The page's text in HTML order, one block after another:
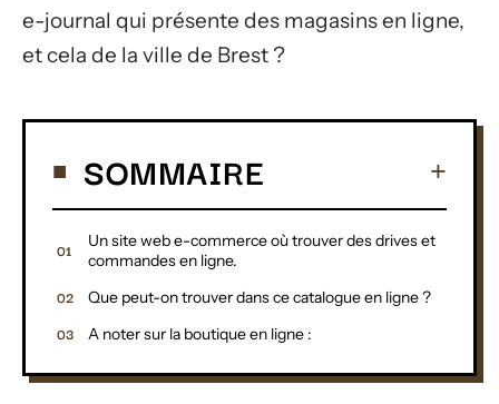
e-journal qui présente des magasins en ligne,
et cela de la ville de Brest ?
SOMMAIRE
Un site web e-commerce où trouver des drives et
commandes en ligne.
Que peut-on trouver dans ce catalogue en ligne ?
A noter sur la boutique en ligne :